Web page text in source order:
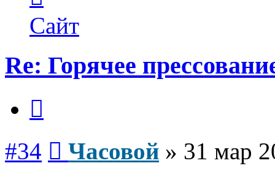
пользователя
Часовой
Сайт
Re: Горячее
#34 Часовой » 31 мар